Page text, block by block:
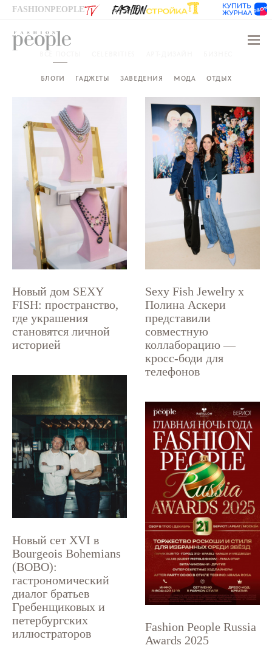
FASHIONPEOPLE
БЛОГИ ГАДЖЕТЫ ЗАВЕДЕНИЯ МОДА ОТДЫХ
Новый дом SEXY
FISH: пространство,
где украшения
становятся личной
историей
Sexy Fish Jewelry x
Полина Аскери
представили
совместную
коллаборацию —
кросс-боди для
телефонов
Новый сет XVI в
Bourgeois Bohemians
(BOBO):
гастрономический
диалог братьев
Гребенщиковых и
петербургских
иллюстраторов
Fashion People Russia
Awards 2025